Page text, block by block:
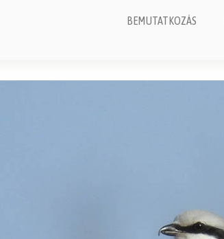
BEMUTATKOZÁS